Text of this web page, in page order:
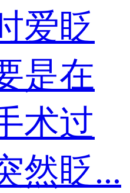
爱眨
是在
术过
然眨...